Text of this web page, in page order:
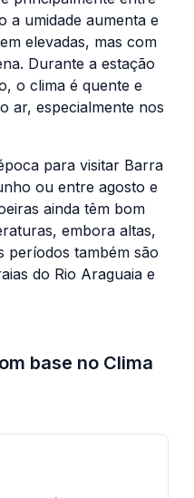
a umidade aumenta e
elevadas, mas com
Durante a estação
o clima é quente e
ar, especialmente nos
para visitar Barra
ou entre agosto e
ainda têm bom
embora altas,
períodos também são
do Rio Araguaia e
base no Clima